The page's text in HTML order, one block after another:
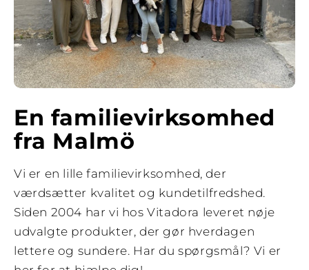
En familievirksomhed
fra Malmö
Vi er en lille familievirksomhed, der
værdsætter kvalitet og kundetilfredshed.
Siden 2004 har vi hos Vitadora leveret nøje
udvalgte produkter, der gør hverdagen
lettere og sundere. Har du spørgsmål? Vi er